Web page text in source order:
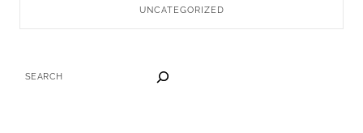
UNCATEGORIZED
SEARCH